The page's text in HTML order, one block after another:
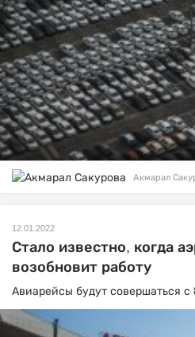
Акмарал
12.01.2022
Стало известно, когда
возобновит работу
Авиарейсы будут совершаться с